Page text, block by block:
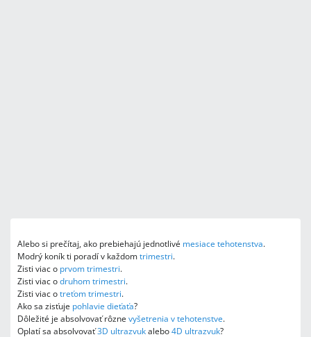
Alebo si prečítaj, ako prebiehajú jednotlivé mesiace tehotenstva.
Modrý koník ti poradí v každomtrimestri.
Zisti viac o prvom trimestri.
Zisti viac odruhom trimestri.
Zisti viac otreťom trimestri.
Ako sa zisťuje pohlavie dieťaťa?
Dôležité je absolvovať rôzne vyšetrenia v tehotenstve.
Oplatí sa absolvovať3D ultrazvukalebo4D ultrazvuk?